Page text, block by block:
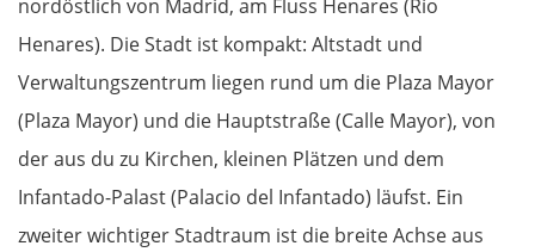
nordöstlich von Madrid, am Fluss Henares (Río
Henares). Die Stadt ist kompakt: Altstadt und
Verwaltungszentrum liegen rund um die Plaza Mayor
(Plaza Mayor) und die Hauptstraße (Calle Mayor), von
der aus du zu Kirchen, kleinen Plätzen und dem
Infantado-Palast (Palacio del Infantado) läufst. Ein
zweiter wichtiger Stadtraum ist die breite Achse aus